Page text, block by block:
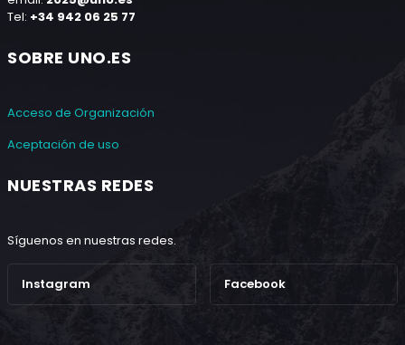
Tel: +34 942 06 25 77
SOBRE UNO.ES
Acceso de Organización
Aceptación de uso
NUESTRAS REDES
Síguenos en nuestras redes.
Instagram Facebook